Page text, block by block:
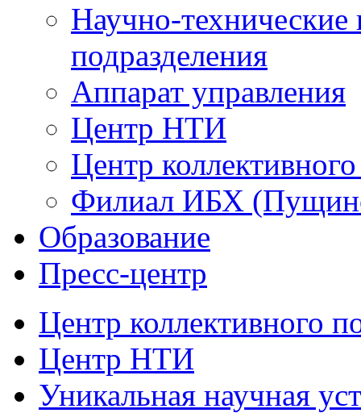
Научно-технические
подразделения
Аппарат управления
Центр НТИ
Центр
Филиал ИБХ
Образование
Пресс-центр
Центр коллективного
Центр НТИ
Уникальная научная